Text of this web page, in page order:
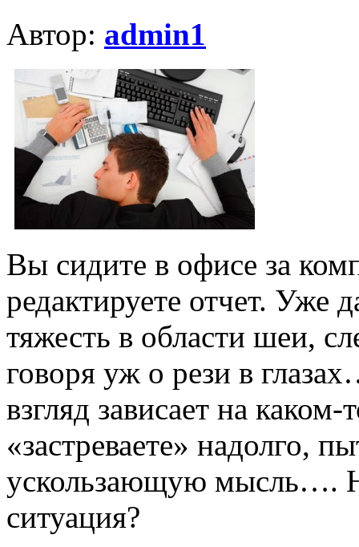
Автор: admin1
Вы сидите в офисе за
редактируете отчет. Уже
тяжесть в области шеи,
говоря уж о рези в
взгляд зависает на
«застреваете» надолго,
ускользающую мысль….
ситуация?